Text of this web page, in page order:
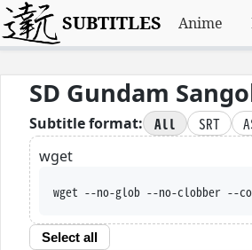
SUBTITLES Anime
SD Gundam
Subtitle format: All SRT
wget
wget --no-glob --no-
Select all